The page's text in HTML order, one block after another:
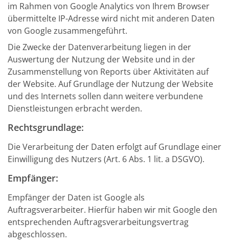
im Rahmen von Google Analytics von Ihrem Browser
übermittelte IP-Adresse wird nicht mit anderen Daten
von Google zusammengeführt.
Die Zwecke der Datenverarbeitung liegen in der
Auswertung der Nutzung der Website und in der
Zusammenstellung von Reports über Aktivitäten auf
der Website. Auf Grundlage der Nutzung der Website
und des Internets sollen dann weitere verbundene
Dienstleistungen erbracht werden.
Rechtsgrundlage:
Die Verarbeitung der Daten erfolgt auf Grundlage einer
Einwilligung des Nutzers (Art. 6 Abs. 1 lit. a DSGVO).
Empfänger:
Empfänger der Daten ist Google als
Auftragsverarbeiter. Hierfür haben wir mit Google den
entsprechenden Auftragsverarbeitungsvertrag
abgeschlossen.